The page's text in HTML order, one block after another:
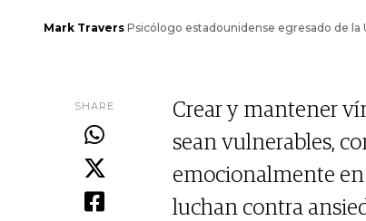
Mark Travers Psicólogo estadounidense egresado de la
SHARE
Crear y mantener
sean vulnerables,
emocionalmente en
luchan contra